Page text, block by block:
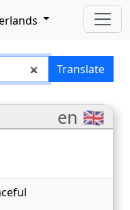
Translate
en 🇬🇧